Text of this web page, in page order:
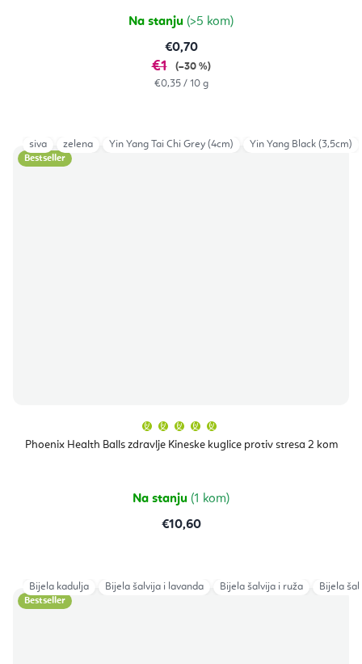
Na stanju (>5 kom)
€0,70
€1
(–30 %)
Izračunaj
€0,35 / 10 g
Bestseller
Phoenix Health Balls zdravlje Kineske kuglice protiv stresa 2 kom
proizvoda
je
zvjezdica.
Na stanju (1 kom)
€10,60
siva zelena Yin Yang Tai Chi Grey (4cm) Yin Yang Black (3,5cm)
Bestseller
Bijela kadulja Bijela šalvija i lavanda Bijela šalvija i ruža Bijela